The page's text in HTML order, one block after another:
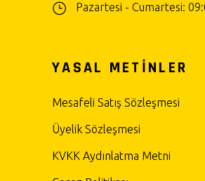
Pazartesi - Cumartesi:
YASAL METİNLER
Mesafeli Satış Sözleşmesi
Üyelik Sözleşmesi
KVKK Aydınlatma Metni